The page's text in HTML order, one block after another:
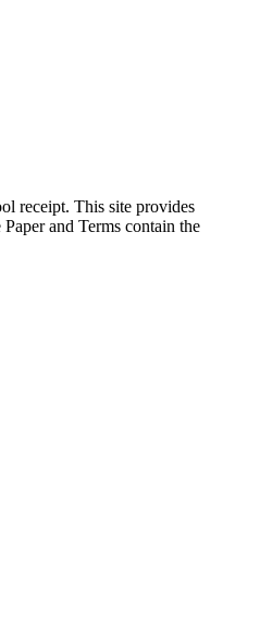
receipt. This site provides
and Terms contain the